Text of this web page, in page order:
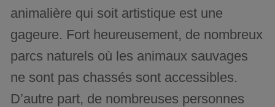
animalière qui soit artistique est une
gageure. Fort heureusement, de nombreux
parcs naturels où les animaux sauvages
ne sont pas chassés sont accessibles.
D’autre part, de nombreuses personnes